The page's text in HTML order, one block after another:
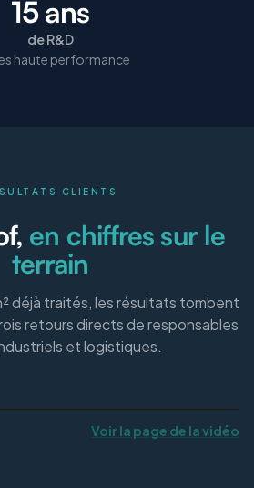
15 ans
de R&D
haute performance
CLIENTS
en chiffres sur le
terrain
déjà traités, les résultats tombent
retours directs de responsables
et logistiques.
Voir la page de la vidéo